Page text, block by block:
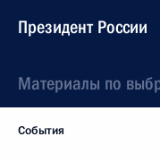
Президент России
Материалы по
События